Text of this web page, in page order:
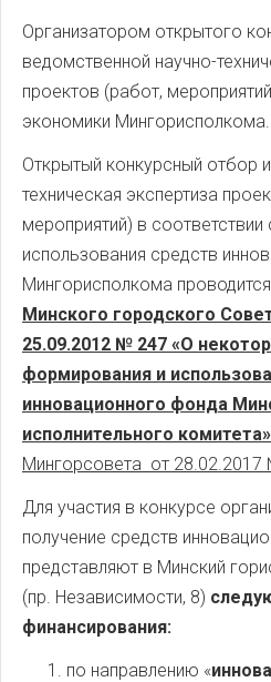
Организатором открытого
ведомственной научно-
проектов (работ,
экономики Мингорисполкома.
Открытый конкурсный отбор
техническая экспертиза
мероприятий) в соответствии
использования средств
Мингорисполкома
Минского городского
25.09.2012 № 247 «О
формирования и
инновационного фонда
исполнительного комитета»
Мингорсовета от
Для участия в конкурсе
получение средств
представляют в Минский
(пр. Независимости, 8)
финансирования:
по направлению «